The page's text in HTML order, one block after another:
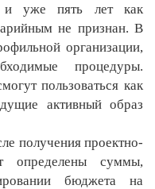
и уже пять лет как
не признан. В
организации,
процедуры.
пользоваться как
активный образ
получения проектно-
определены суммы,
бюджета на